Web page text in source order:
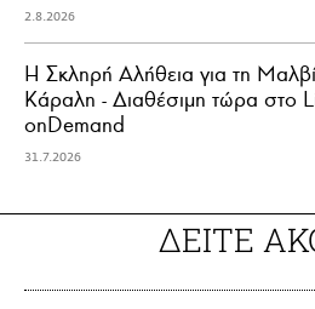
2.8.2026
Η Σκληρή Αλήθεια για τη
Κάραλη - Διαθέσιμη τώρα στo
onDemand
31.7.2026
ΔΕΙΤΕ